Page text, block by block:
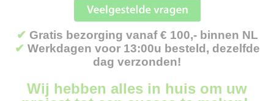
✔ Gratis bezorging vanaf € 100,- binnen NL
✔ Werkdagen voor 13:00u besteld, dezelfde
dag verzonden!
Wij hebben alles in huis om uw